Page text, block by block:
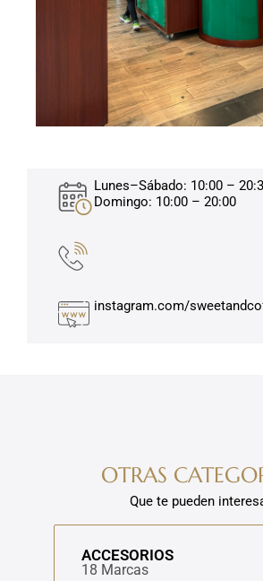
Lunes–Sábado: 10:00 –
Domingo: 10:00 – 20:00
instagram.com/
OTRAS
Que te pueden
ACCESORIOS
18 Marcas